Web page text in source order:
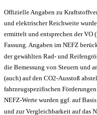
Offizielle Angaben zu
und elektrischer Reichweite
ermittelt und entsprechen der VO
Fassung. Angaben im NEFZ
der gewählten Rad- und
die Bemessung von Steuern und
(auch) auf den CO2-Ausstoß
fahrzeugspezifischen
NEFZ-Werte wurden ggf. auf
und zur Vergleichbarkeit auf das